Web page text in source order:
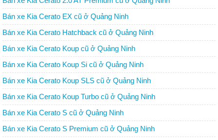
Bán xe Kia Cerato EX cũ ở Quảng Ninh
Bán xe Kia Cerato Hatchback cũ ở Quảng Ninh
Bán xe Kia Cerato Koup cũ ở Quảng Ninh
Bán xe Kia Cerato Koup Si cũ ở Quảng Ninh
Bán xe Kia Cerato Koup SLS cũ ở Quảng Ninh
Bán xe Kia Cerato Koup Turbo cũ ở Quảng Ninh
Bán xe Kia Cerato S cũ ở Quảng Ninh
Bán xe Kia Cerato S Premium cũ ở Quảng Ninh